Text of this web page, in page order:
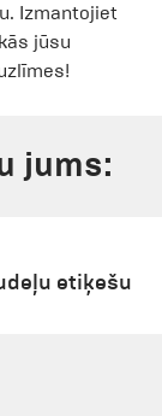
Izmantojiet
jūsu
jums:
etiķešu